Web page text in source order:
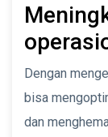
Dengan
bisa
dan